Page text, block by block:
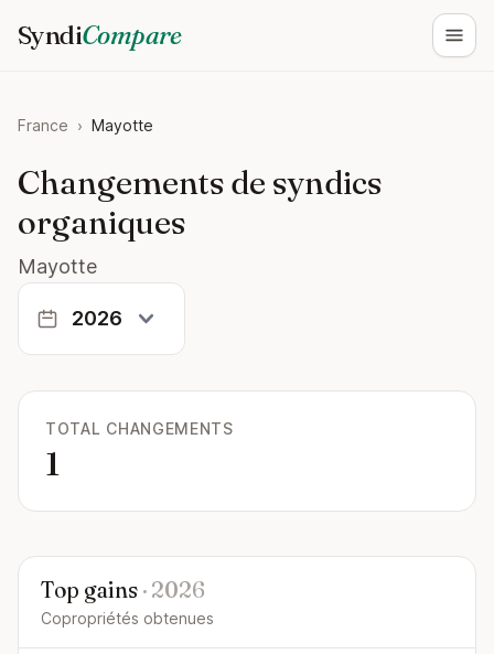
SyndiCompare
France › Mayotte
Changements de syndics
organiques
Mayotte
TOTAL CHANGEMENTS
1
Top gains · 2026
Copropriétés obtenues